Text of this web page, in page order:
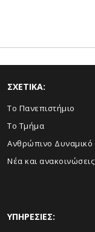
ΣΧΕΤΙΚΑ:
Το Πανεπιστήμιο
Το Τμήμα
Ανθρώπινο Δυναμικό
Νέα και ανακοινώσεις
ΥΠΗΡΕΣΙΕΣ: